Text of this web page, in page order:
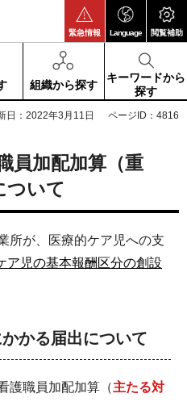
緊急情報 Language 閲覧補助
組織から探す
キーワードから
探す
日：2022年3月11日 ページID：4816
員加配加算（重
ついて
所が、医療的ケア児への支
ア児の基本報酬区分の創設
かる届出について
護職員加配加算（主たる対